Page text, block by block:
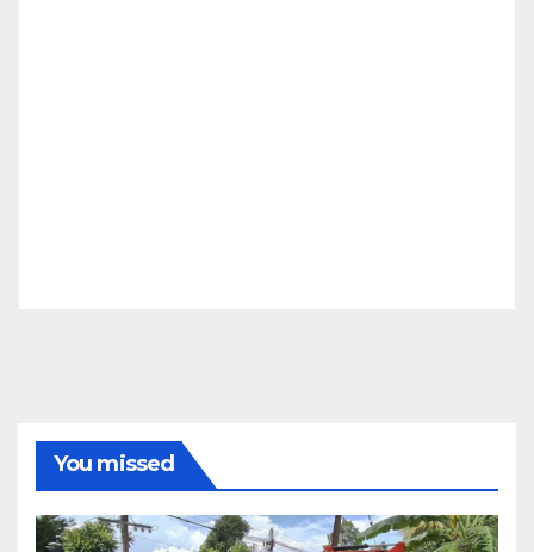
You missed